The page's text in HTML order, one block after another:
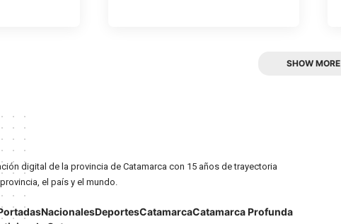
SHOW MORE
digital de la provincia de Catamarca con 15 años de trayectoria
el país y el mundo.
NacionalesDeportesCatamarcaCatamarca Profunda